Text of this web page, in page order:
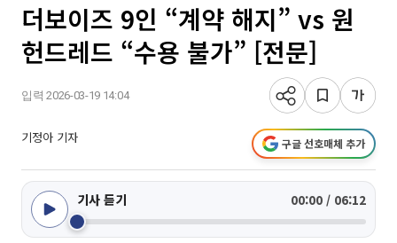
더보이즈 9인 “계약 해지” vs 원
헌드레드 “수용 불가” [전문]
입력 2026-03-19 14:04
기정아 기자 구글 선호매체 추가
기사 듣기 00:00 / 06:12